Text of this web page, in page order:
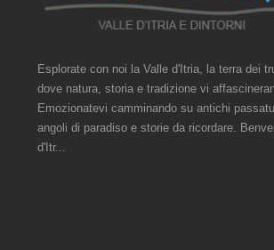
Esplorate con noi la Valle d'Itria, la terra dei
dove natura, storia e tradizione vi
Emozionatevi camminando su antichi
angoli di paradiso e storie da ricordare.
d'Itr...